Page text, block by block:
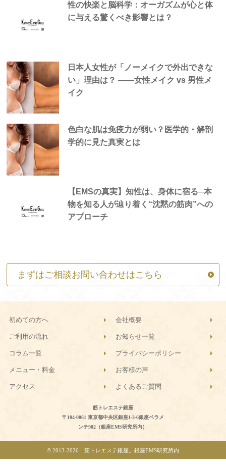
性の快楽と脳科学：オーガズムが心と体
に与える驚くべき影響とは？
日本人女性が「ノーメイクで外出できな
い」理由は？ —―女性メイク vs 男性メ
イク
色白な肌は免疫力が弱い？医学的・解剖
学的に見た真実とは
【EMSの真実】知性は、身体に宿る─本
物を知る人が辿り着く“沈黙の筋肉”への
アプローチ
まずはご相談お問い合わせはこちら
筋トレエステ銀座
〒104-0061 東京都中央区銀座1-3-6銀座ベラメ
ンテ902（銀座EMS研究所内）
初めての方へ 会社概要
ご利用の流れ お知らせ一覧
コラム一覧 プライバシーポリシー
メニュー・料金 お客様の声
アクセス よくあるご質問
© 2013-2026「筋トレエステ銀座」銀座EMS研究所内